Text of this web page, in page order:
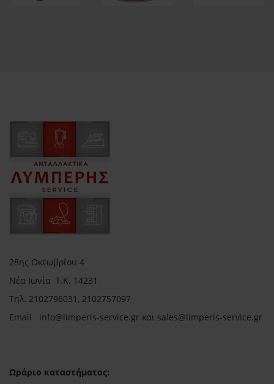
28ης Οκτωβρίου 4
Νέα Ιωνία Τ.Κ. 14231
Τηλ. 2102796031, 2102757097
Email info@limperis-service.gr και sales@limperis-service.gr
Ωράριο καταστήματος: